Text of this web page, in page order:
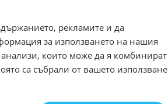
рекламите и да
за използването на нашия
които може да я комбинират
са събрали от вашето използване